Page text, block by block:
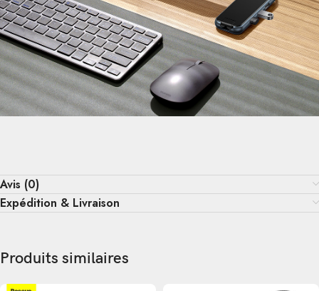
Avis (0)
Expédition & Livraison
Produits similaires